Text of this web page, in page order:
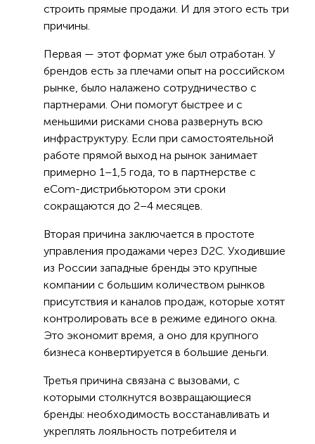
строить прямые продажи. И для этого есть три
причины.
Первая — этот формат уже был отработан. У
брендов есть за плечами опыт на российском
рынке, было налажено сотрудничество с
партнерами. Они помогут быстрее и с
меньшими рисками снова развернуть всю
инфраструктуру. Если при самостоятельной
работе прямой выход на рынок занимает
примерно 1–1,5 года, то в партнерстве с
eCom-дистрибьютором эти сроки
сокращаются до 2–4 месяцев.
Вторая причина заключается в простоте
управления продажами через D2C. Уходившие
из России западные бренды это крупные
компании с большим количеством рынков
присутствия и каналов продаж, которые хотят
контролировать все в режиме единого окна.
Это экономит время, а оно для крупного
бизнеса конвертируется в большие деньги.
Третья причина связана с вызовами, с
которыми столкнутся возвращающиеся
бренды: необходимость восстанавливать и
укреплять лояльность потребителя и